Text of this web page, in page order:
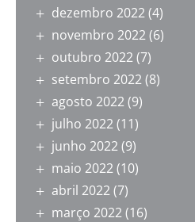
dezembro 2022(4)
novembro 2022(6)
outubro 2022(7)
setembro 2022(8)
agosto 2022(9)
julho 2022(11)
junho 2022(9)
maio 2022(10)
abril 2022(7)
março 2022(16)